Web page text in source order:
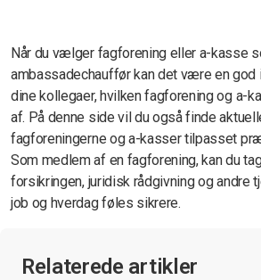
Når du vælger fagforening eller a-kasse
ambassadechauffør kan det være en god
dine kollegaer, hvilken fagforening og a-
af. På denne side vil du også finde
fagforeningerne og a-kasser tilpasset
Som medlem af en fagforening, kan du
forsikringen, juridisk rådgivning og andre
job og hverdag føles sikrere.
Relaterede artikler